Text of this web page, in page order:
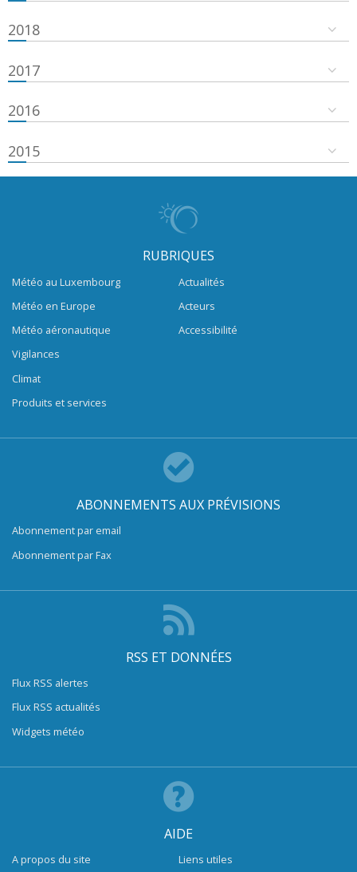
2018
2017
2016
2015
RUBRIQUES
Météo au Luxembourg
Météo en Europe
Météo aéronautique
Vigilances
Climat
Produits et services
Actualités
Acteurs
Accessibilité
ABONNEMENTS AUX PRÉVISIONS
Abonnement par email
Abonnement par Fax
RSS ET DONNÉES
Flux RSS alertes
Flux RSS actualités
Widgets météo
AIDE
A propos du site Liens utiles